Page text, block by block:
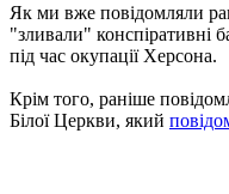
Як ми вже повідомляли
"зливали" конспіративні
під час окупації Херсона.
Крім того, раніше
Білої Церкви, який